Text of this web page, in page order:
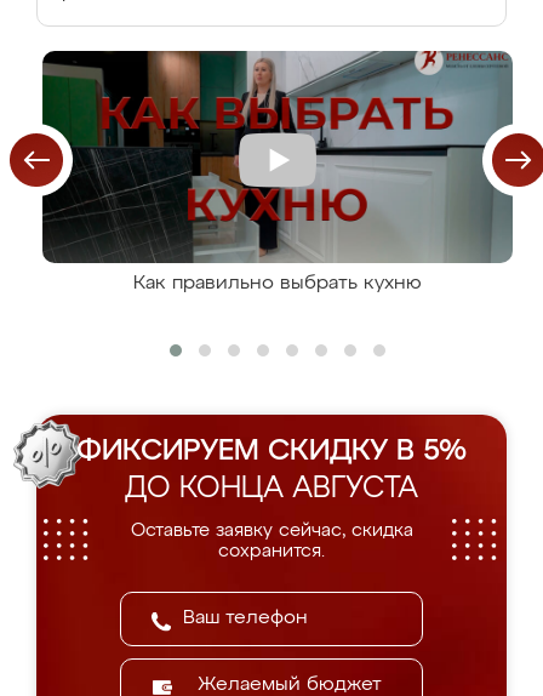
Как правильно выбрать кухню
ФИКСИРУЕМ СКИДКУ В 5%
ДО КОНЦА АВГУСТА
Оставьте заявку сейчас, скидка
сохранится.
Желаемый бюджет